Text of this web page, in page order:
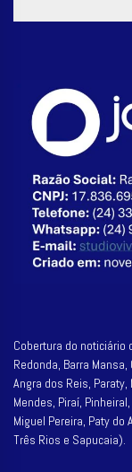
Cobertura do noticiário
Redonda, Barra
Angra dos Reis,
Mendes, Piraí,
Miguel Pereira, Paty do
Três Rios e Sapucaia).